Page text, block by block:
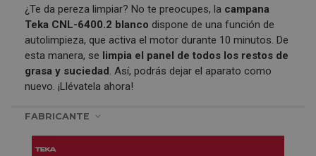
¿Te da pereza limpiar? No te preocupes, la campana
Teka CNL-6400.2 blanco dispone de una función de
autolimpieza, que activa el motor durante 10 minutos. De
esta manera, se limpia el panel de todos los restos de
grasa y suciedad. Así, podrás dejar el aparato como
nuevo. ¡Llévatela ahora!
FABRICANTE